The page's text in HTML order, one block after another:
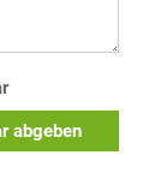
abgeben